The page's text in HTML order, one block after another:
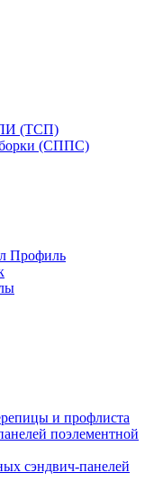
(ТСП)
(СППС)
Профиль
и профлиста
поэлементной
сэндвич-панелей